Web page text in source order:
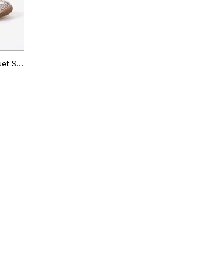
Back70 Kadın Bağcıklı Süet Spor & Sneaker Ayakkabı A26